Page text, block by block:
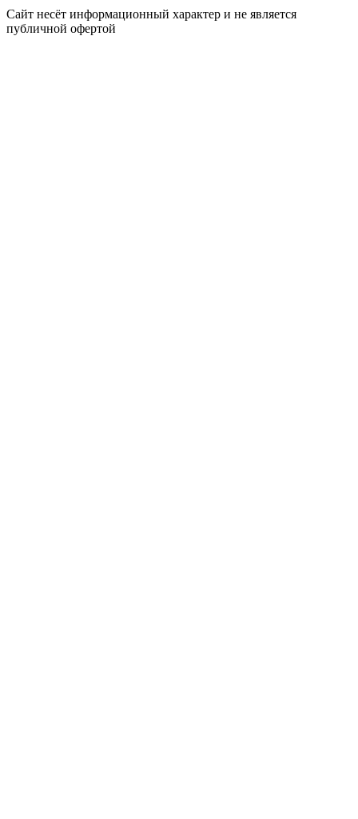
Сайт несёт информационный характер и не является
публичной офертой